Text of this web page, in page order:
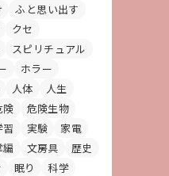
ふと思い出す
クセ
スピリチュアル
ホラー
人体
人生
険
危険生物
習 実験
家電
編 文房具
歴史
眠り
科学